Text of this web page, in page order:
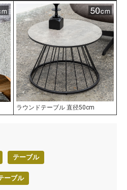
ラウンドテーブル 直径50cm
テーブル
ーブル